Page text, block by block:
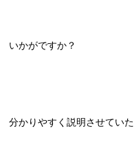
いかがですか？
分かりやすく説明させていた